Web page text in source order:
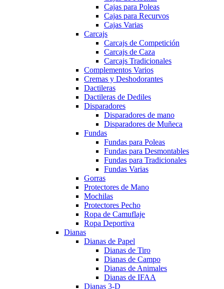
Cajas para Poleas
Cajas para Recurvos
Cajas Varias
Carcajs
Carcajs de Competición
Carcajs de Caza
Carcajs Tradicionales
Complementos Varios
Cremas y Deshodorantes
Dactileras
Dactileras de Dediles
Disparadores
Disparadores de mano
Disparadores de Muñeca
Fundas
Fundas para Poleas
Fundas para Desmontables
Fundas para Tradicionales
Fundas Varias
Gorras
Protectores de Mano
Mochilas
Protectores Pecho
Ropa de Camuflaje
Ropa Deportiva
Dianas
Dianas de Papel
Dianas de Tiro
Dianas de Campo
Dianas de Animales
Dianas de IFAA
Dianas 3-D